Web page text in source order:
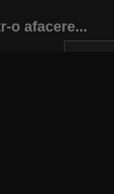
o afacere...